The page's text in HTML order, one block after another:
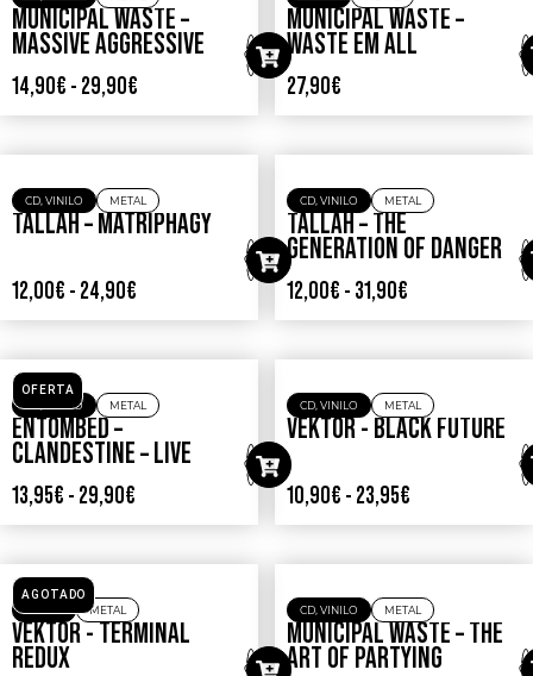
CD,VINILO ROCK
RIVAL SONS – GREAT
WESTERN VALKYRIE
12,90€-31,90€
CD,VINILO METAL
MUNICIPAL WASTE –
HAZARDOUS MUTATION
14,90€-27,90€
AGOTADO
MUNICIPAL WASTE –
MASSIVE AGGRESSIVE
14,90€-29,90€
AGOTADO
MUNICIPAL WASTE –
WASTE EM ALL
27,90€